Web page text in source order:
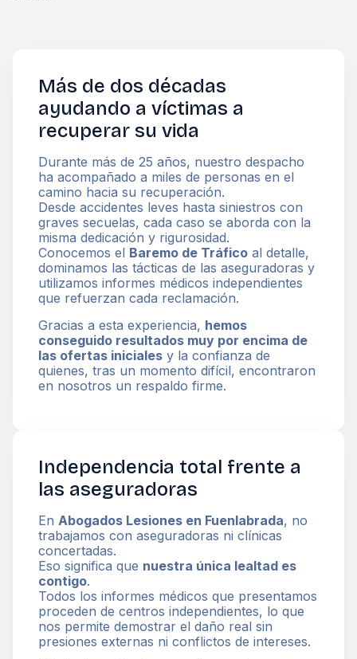
Más de dos décadas
ayudando a víctimas a
recuperar su vida
Durante más de 25 años, nuestro despacho
ha acompañado a miles de personas en el
camino hacia su recuperación.
Desde accidentes leves hasta siniestros con
graves secuelas, cada caso se aborda con la
misma dedicación y rigurosidad.
Conocemos el Baremo de Tráfico al detalle,
dominamos las tácticas de las aseguradoras y
utilizamos informes médicos independientes
que refuerzan cada reclamación.
Gracias a esta experiencia, hemos
conseguido resultados muy por encima de
las ofertas iniciales y la confianza de
quienes, tras un momento difícil, encontraron
en nosotros un respaldo firme.
Independencia total frente a
las aseguradoras
En Abogados Lesiones en Fuenlabrada, no
trabajamos con aseguradoras ni clínicas
concertadas.
Eso significa que nuestra única lealtad es
contigo.
Todos los informes médicos que presentamos
proceden de centros independientes, lo que
nos permite demostrar el daño real sin
presiones externas ni conflictos de intereses.